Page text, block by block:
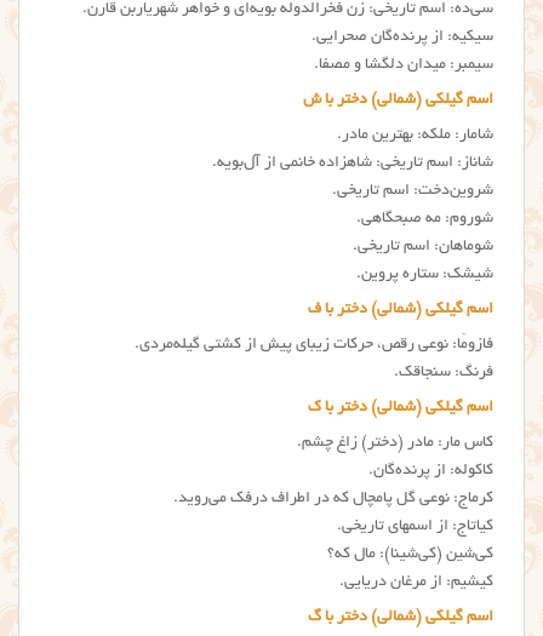
سی‌ده: اسم تاریخی: زن فخرالدوله بویه‌ای و خواهر شهریاربن قارن.
سیکیه: از پرنده‌گان صحرایی.
سیمبر: میدان دلگشا و مصفا.
اسم گیلکی (شمالی) دختر با ش
شامار: ملکه: بهترین مادر.
شاناز: اسم تاریخی: شاهزاده خانمی از آل‌بویه.
شروین‌دخت: اسم تاریخی.
شوروم: مه صبحگاهی.
شوماهان: اسم تاریخی.
شیشک: ستاره پروین.
اسم گیلکی (شمالی) دختر با ف
فازومّا: نوعی رقص، حرکات زیبای پیش از کشتی گیله‌مردی.
فرنگ: سنجاقک.
اسم گیلکی (شمالی) دختر با ک
کاس مار: مادر (دختر) زاغ چشم.
کاکوله: از پرنده‌گان.
کرماج: نوعی گل پامچال که در اطراف درفک می‌روید.
کیاتاج: از اسمهای تاریخی.
کی‌شین (کی‌شینا): مال که؟
کیشیم: از مرغان دریایی.
اسم گیلکی (شمالی) دختر با گ